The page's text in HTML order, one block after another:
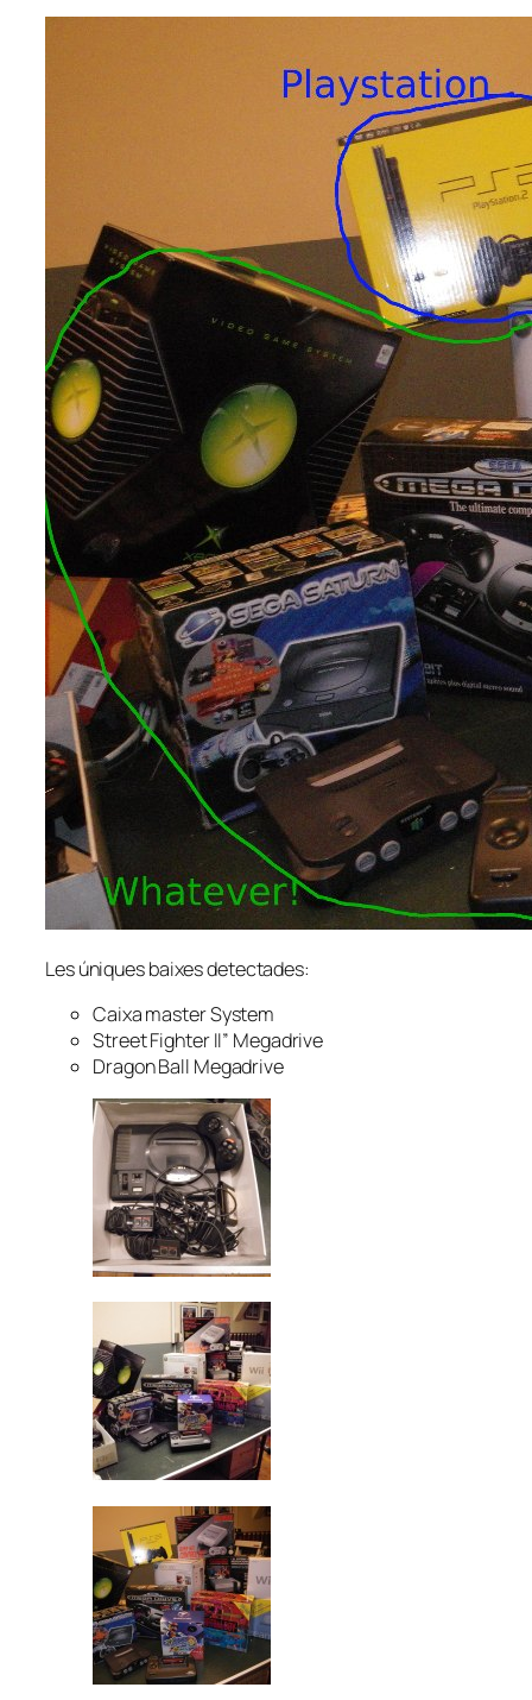
Les úniques baixes detectades:
Caixa master System
Street Fighter II” Megadrive
Dragon Ball Megadrive